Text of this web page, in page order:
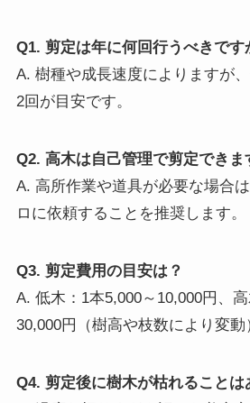
Q1. 剪定は年に何回行うべきです
A. 樹種や成長速度によりますが
2回が目安です。
Q2. 高木は自己管理で剪定できま
A. 高所作業や道具が必要な場合
ロに依頼することを推奨します。
Q3. 剪定費用の目安は？
A. 低木：1本5,000～10,000円、
30,000円（樹高や枝数により変動
Q4. 剪定後に樹木が枯れることは